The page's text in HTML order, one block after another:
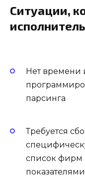
Ситуации,
Нет времени
парсинга
Требуется
список фирм